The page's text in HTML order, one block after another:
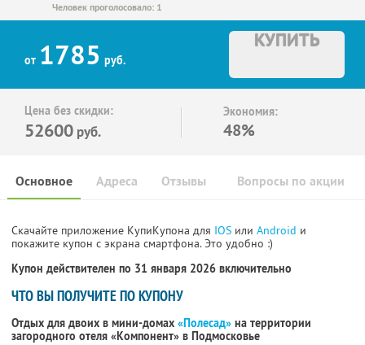
Человек проголосовало: 1
от 1785 руб.
КУПИТЬ
Цена без скидки:
52600 руб.
Экономия:
48%
Основное Отзывы Вопросы по акции
Адреса
Скачайте приложение КупиКупона для IOS или Android и
покажите купон с экрана смартфона. Это удобно :)
Купон действителен по 31 января 2026 включительно
ЧТО ВЫ ПОЛУЧИТЕ ПО КУПОНУ
Отдых для двоих в мини-домах «Полесад» на территории
загородного отеля «Компонент» в Подмосковье